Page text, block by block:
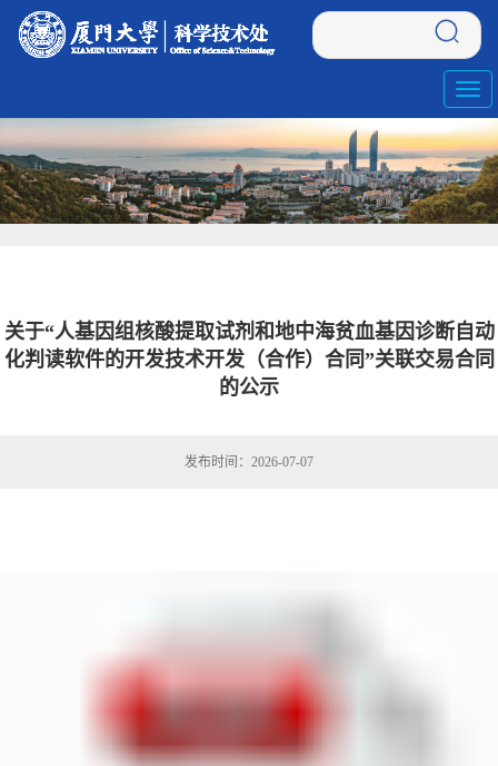
关于“人基因组核酸提取试剂和地中海贫血基因诊断自动
化判读软件的开发技术开发（合作）合同”关联交易合同
的公示
发布时间：2026-07-07